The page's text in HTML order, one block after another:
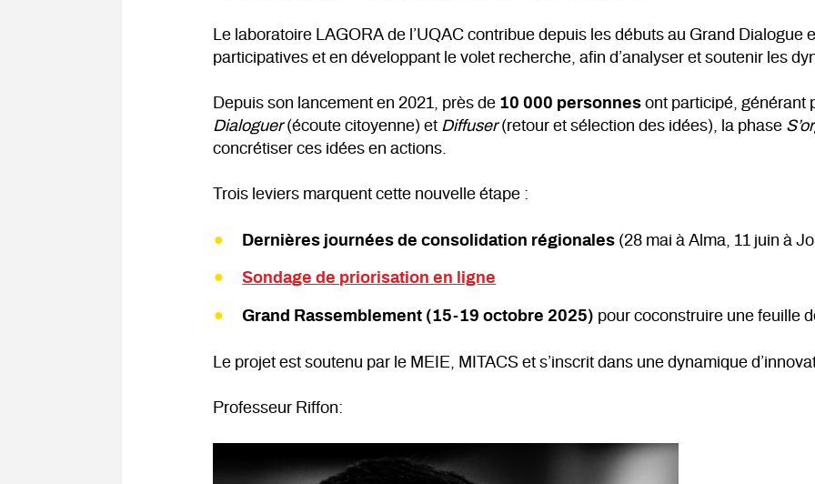
Le laboratoire LAGORA de l’UQAC contribue depuis les débuts au Grand Dialogue
participatives et en développant le volet recherche, afin d’analyser et soutenir les
Depuis son lancement en 2021, près de 10 000 personnesont participé, générant
Dialoguer(écoute citoyenne) et Diffuser(retour et sélection des idées), la phase
concrétiser ces idées en actions.
Trois leviers marquent cette nouvelle étape :
Dernières journées de consolidation régionales (28 mai à Alma, 11 juin à
Sondage de priorisation en ligne
Grand Rassemblement (15-19 octobre 2025) pour coconstruire une feuille
Le projet est soutenu par le MEIE, MITACS et s’inscrit dans une dynamique
Professeur Riffon: